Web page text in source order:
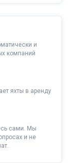
и
компаний
яхты в аренду
сами. Мы
и не